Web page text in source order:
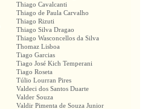
Thiago Cavalcanti
Thiago de Paula Carvalho
Thiago Rizuti
Thiago Silva Dragao
Thiago Wasconcellos da Silva
Thomaz Lisboa
Tiago Garcias
Tiago José Kich Temperani
Tiago Roseta
Túlio Lourran Pires
Valdeci dos Santos Duarte
Valder Souza
Valdir Pimenta de Souza Junior